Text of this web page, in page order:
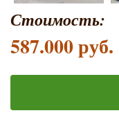
Стоимость:
587.000 руб.